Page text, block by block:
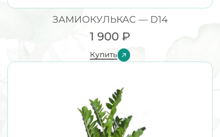
ЗАМИОКУЛЬКАС — D14
1 900 ₽
Купить